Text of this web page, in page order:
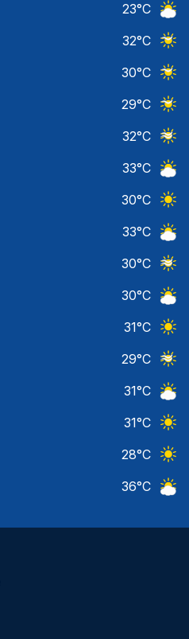
23°C
32°C
30°C
29°C
32°C
33°C
30°C
33°C
30°C
30°C
31°C
29°C
31°C
31°C
28°C
36°C